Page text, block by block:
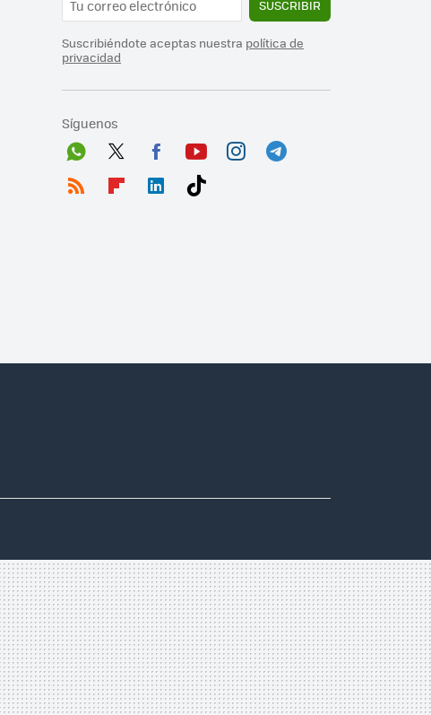
SUSCRIBIR
Suscribiéndote aceptas nuestra política de
privacidad
Síguenos
Wh
Twit
Fac
You